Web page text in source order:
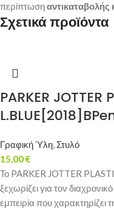
περίπτωσηαντικαταβολής
Σχετικά προϊόντα
PARKER JOTTER
Γραφική Ύλη, Στυλό
15,00€
Το PARKER JOTTER
ξεχωρίζει για τον
εμπειρία που χαρακτηρίζει